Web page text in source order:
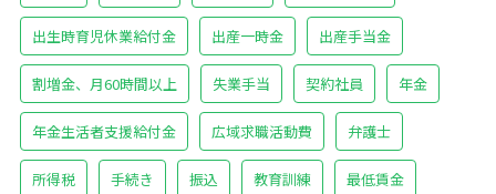
出生時育児休業給付金 出産一時金 出産手当金
割増金、月60時間以上 失業手当 契約社員 年金
年金生活者支援給付金 広域求職活動費 弁護士
所得税 手続き 振込 教育訓練 最低賃金